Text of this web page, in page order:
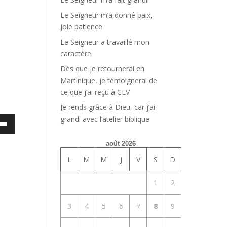
Le Seigneur m’a donné paix,
joie patience
Le Seigneur a travaillé mon
caractère
Dès que je retournerai en
Martinique, je témoignerai de
ce que j’ai reçu à CEV
Je rends grâce à Dieu, car j’ai
grandi avec l’atelier biblique
août 2026
L M M J V S D
1 2
3 4 5 6 7 8 9